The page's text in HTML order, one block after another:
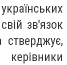
зв'язок